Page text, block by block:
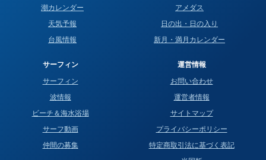
潮カレンダー
天気予報
台風情報
アメダス
日の出・日の入り
新月・満月カレンダー
サーフィン
サーフィン
波情報
ビーチ＆海水浴場
サーフ動画
仲間の募集
運営情報
お問い合わせ
運営者情報
サイトマップ
プライバシーポリシー
特定商取引法に基づく表記